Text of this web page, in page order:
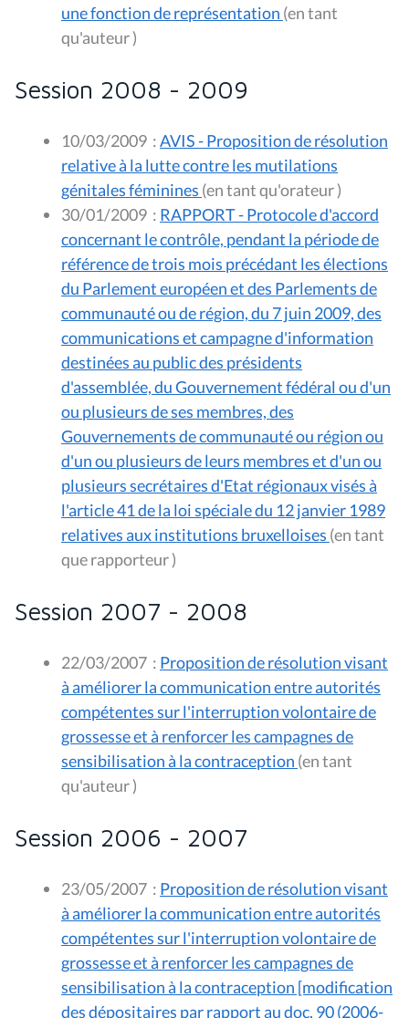
une fonction de représentation (en tant
qu'auteur )
Session 2008 - 2009
10/03/2009 :AVIS - Proposition de résolution
relative à la lutte contre les mutilations
génitales féminines
(en tant qu'orateur )
30/01/2009 : RAPPORT - Protocole d'accord
concernant le contrôle, pendant la période de
référence de trois mois précédant les élections
du Parlement européen et des Parlements de
communauté ou de région, du 7 juin 2009, des
communications et campagne d'information
destinées au public des présidents
d'assemblée, du Gouvernement fédéral ou d'un
ou plusieurs de ses membres, des
Gouvernements de communauté ou région ou
d'un ou plusieurs de leurs membres et d'un ou
plusieurs secrétaires d'Etat régionaux visés à
l'article 41 de la loi spéciale du 12 janvier 1989
relatives aux institutions bruxelloises (en tant
que rapporteur )
Session 2007 - 2008
22/03/2007 : Proposition de résolution visant
à améliorer la communication entre autorités
compétentes sur l'interruption volontaire de
grossesse et à renforcer les campagnes de
sensibilisation à la contraception (en tant
qu'auteur )
Session 2006 - 2007
23/05/2007 : Proposition de résolution visant
à améliorer la communication entre autorités
compétentes sur l'interruption volontaire de
grossesse et à renforcer les campagnes de
sensibilisation à la contraception [modification
des dépositaires par rapport au doc. 90 (2006-